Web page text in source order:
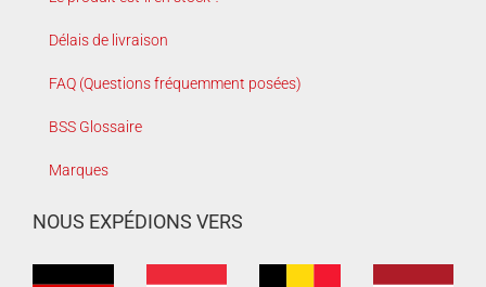
Délais de livraison
FAQ (Questions fréquemment posées)
BSS Glossaire
Marques
NOUS EXPÉDIONS VERS